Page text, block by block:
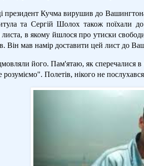
президент Кучма вирушив до Вашингтона
та Сергій Шолох також поїхали
листа, в якому йшлося про утиски
Він мав намір доставити цей лист до
його. Пам'ятаю, як сперечалися
Полетів, нікого не